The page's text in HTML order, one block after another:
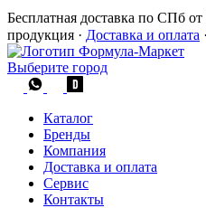
Бесплатная доставка по СПб
продукция · Доставка и оплата ·
Выберите город
Каталог
Бренды
Компания
Доставка и оплата
Сервис
Контакты